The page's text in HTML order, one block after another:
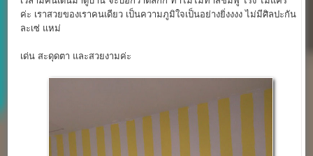
ค่ะ เราสวยของเราคนเดียว เป็นความภูมิใจเป็นอย่างยิ่งงงง ไม่มีศิลปะกัน
ละเซ่ แหม่
เด่น สะดุดตา และสวยงามค่ะ